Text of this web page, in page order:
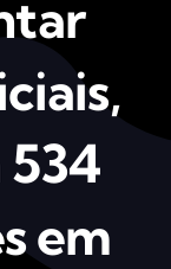
534
em